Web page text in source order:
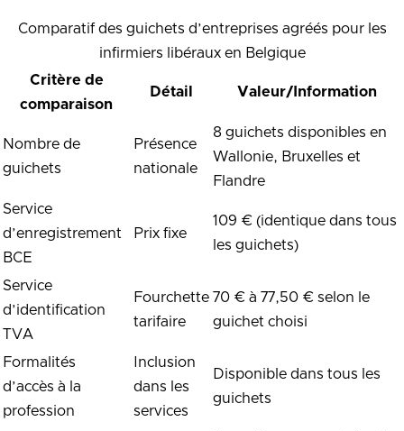
Comparatif des guichets d’entreprises agréés pour les
infirmiers libéraux en Belgique
Critère de
comparaison
Détail Valeur/Information
Nombre de
guichets
Présence
nationale
8 guichets disponibles en
Wallonie, Bruxelles et
Flandre
Service
d’enregistrement
BCE
Prix fixe
109 € (identique dans tous
les guichets)
Service
d’identification
TVA
Fourchette
tarifaire
70 € à 77,50 € selon le
guichet choisi
Formalités
d’accès à la
profession
Inclusion
dans les
services
Disponible dans tous les
guichets